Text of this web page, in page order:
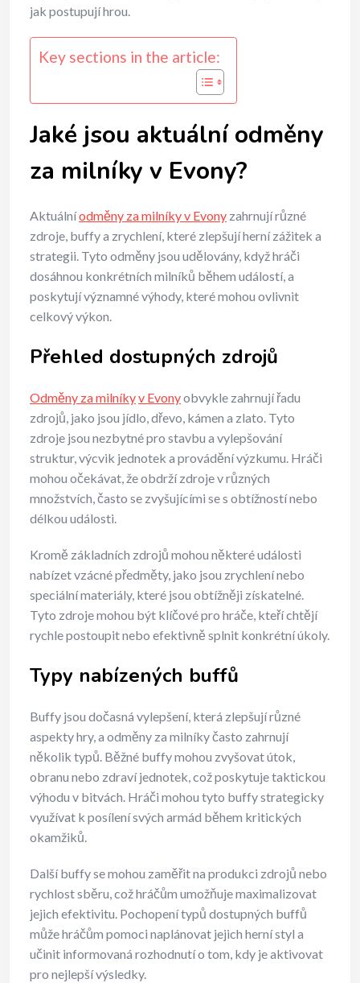
jak postupují hrou.
Key sections in the article:
Jaké jsou aktuální odměny
za milníky v Evony?
Aktuálníodměny za milníky v Evony zahrnují různé
zdroje, buffy a zrychlení, které zlepšují herní zážitek a
strategii. Tyto odměny jsou udělovány, když hráči
dosáhnou konkrétních milníků během událostí, a
poskytují významné výhody, které mohou ovlivnit
celkový výkon.
Přehled dostupných zdrojů
Odměny za milníkyv Evonyobvykle zahrnují řadu
zdrojů, jako jsou jídlo, dřevo, kámen a zlato. Tyto
zdroje jsou nezbytné pro stavbu a vylepšování
struktur, výcvik jednotek a provádění výzkumu. Hráči
mohou očekávat, že obdrží zdroje v různých
množstvích, často se zvyšujícími se s obtížností nebo
délkou události.
Kromě základních zdrojů mohou některé události
nabízet vzácné předměty, jako jsou zrychlení nebo
speciální materiály, které jsou obtížněji získatelné.
Tyto zdroje mohou být klíčové pro hráče, kteří chtějí
rychle postoupit nebo efektivně splnit konkrétní úkoly.
Typy nabízených buffů
Buffy jsou dočasná vylepšení, která zlepšují různé
aspekty hry, a odměny za milníky často zahrnují
několik typů. Běžné buffy mohou zvyšovat útok,
obranu nebo zdraví jednotek, což poskytuje taktickou
výhodu v bitvách. Hráči mohou tyto buffy strategicky
využívat k posílení svých armád během kritických
okamžiků.
Další buffy se mohou zaměřit na produkci zdrojů nebo
rychlost sběru, což hráčům umožňuje maximalizovat
jejich efektivitu. Pochopení typů dostupných buffů
může hráčům pomoci naplánovat jejich herní styl a
učinit informovaná rozhodnutí o tom, kdy je aktivovat
pro nejlepší výsledky.